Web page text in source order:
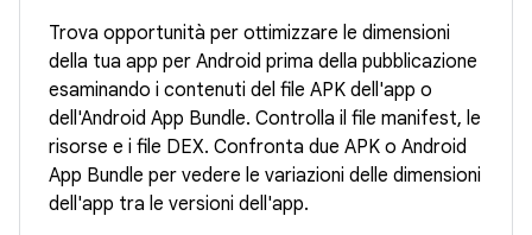
Trova opportunità per ottimizzare le dimensioni
della tua app per Android prima della pubblicazione
esaminando i contenuti del file APK dell'app o
dell'Android App Bundle. Controlla il file manifest, le
risorse e i file DEX. Confronta due APK o Android
App Bundle per vedere le variazioni delle dimensioni
dell'app tra le versioni dell'app.